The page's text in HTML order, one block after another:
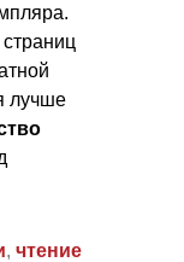
лучше
, чтение